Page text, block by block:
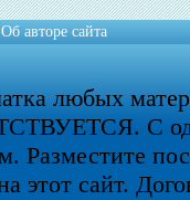
Об авторе сайта
любых
С
Разместите
этот сайт.